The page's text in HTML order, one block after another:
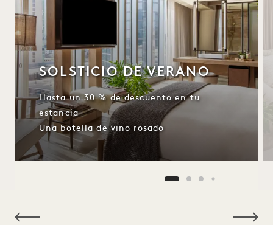
SOLSTICIO DE VERANO
Hasta un 30 % de descuento en tu
estancia
Una botella de vino rosado